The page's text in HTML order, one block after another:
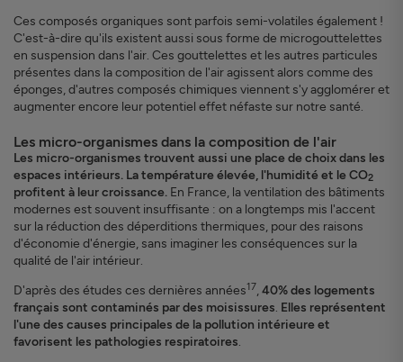
Ces composés organiques sont parfois semi-volatiles également !
C'est-à-dire qu'ils existent aussi sous forme de microgouttelettes
en suspension dans l'air. Ces gouttelettes et les autres particules
présentes dans la composition de l'air agissent alors comme des
éponges, d'autres composés chimiques viennent s'y agglomérer et
augmenter encore leur potentiel effet néfaste sur notre santé.
Les micro-organismes dans la composition de l'air
Les micro-organismes trouvent aussi une place de choix dans les
espaces intérieurs. La température élevée, l'humidité et le CO2
profitent à leur croissance. En France, la ventilation des bâtiments
modernes est souvent insuffisante : on a longtemps mis l'accent
sur la réduction des déperditions thermiques, pour des raisons
d'économie d'énergie, sans imaginer les conséquences sur la
qualité de l'air intérieur.
D'après des études ces dernières années17,40% des logements
français sont contaminés par des moisissures. Elles représentent
l'une des causes principales de la pollution intérieure et
favorisent les pathologies respiratoires.